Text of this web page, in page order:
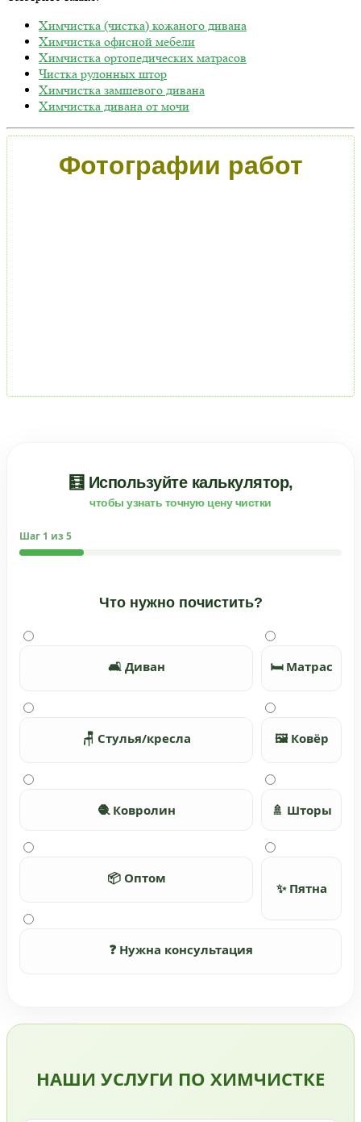
Химчистка (чистка) кожаного дивана
Химчистка офисной мебели
Химчистка ортопедических матрасов
Чистка рулонных штор
Химчистка замшевого дивана
Химчистка дивана от мочи
Фотографии работ
🧮 Используйте калькулятор,
чтобы узнать точную цену чистки
Шаг 1 из 5
Что нужно почистить?
🛋️ Диван 🛏️ Матрас
🪑 Стулья/кресла 🖼️ Ковёр
🧶 Ковролин 🚿 Шторы
📦 Оптом
✨ Пятна
❓ Нужна консультация
НАШИ УСЛУГИ ПО ХИМЧИСТКЕ